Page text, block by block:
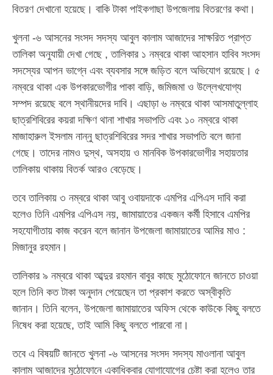
বিতরণ দেখানো হয়েছে। বাকি টাকা পাইকগাছা উপজেলায় বিতরণের কথা।
খুলনা -৬ আসনের সংসদ সদস্য আবুল কালাম আজাদের সাক্ষরিত প্রাপ্ত
তালিকা অনুযায়ী দেখা গেছে , তালিকার ১ নম্বরে থাকা আহসান হাবিব সংসদ
সদস্যের আপন ভাগ্নে এবং ব্যবসার সঙ্গে জড়িত বলে অভিযোগ রয়েছে। ৫
নম্বরে থাকা এক উপকারভোগীর পাকা বাড়ি, জমিজমা ও উল্লেখযোগ্য
সম্পদ রয়েছে বলে স্থানীয়দের দাবি। এছাড়া ৬ নম্বরে থাকা আসমাতুল্লাহ
ছাত্রশিবিরের কয়রা দক্ষিণ থানা শাখার সভাপতি এবং ১০ নম্বরে থাকা
মাজাহারুল ইসলাম নান্নু ছাত্রশিবিরের সদর শাখার সভাপতি বলে জানা
গেছে। তাদের নামও দুস্থ, অসহায় ও মানবিক উপকারভোগীর সহায়তার
তালিকায় থাকায় বিতর্ক আরও বেড়েছে।
তবে তালিকায় ৩ নম্বরে থাকা আবু ওবায়দাকে এমপির এপিএস দাবি করা
হলেও তিনি এমপির এপিএস নয়, জামায়াতের একজন কর্মী হিসাবে এমপির
সহযোগীতায় কাজ করেন বলে জানান উপজেলা জামায়াতের আমির মাও :
মিজানুর রহমান।
তালিকার ৯ নম্বরে থাকা আব্দুর রহমান বাবুর কাছে মুঠোফোনে জানতে চাওয়া
হলে তিনি কত টাকা অনুদান পেয়েছেন তা প্রকাশ করতে অস্বীকৃতি
জানান। তিনি বলেন, উপজেলা জামায়াতের অফিস থেকে কাউকে কিছু বলতে
নিষেধ করা হয়েছে, তাই আমি কিছু বলতে পারবো না।
তবে এ বিষয়টি জানতে খুলনা -৬ আসনের সংসদ সদস্য মাওলানা আবুল
কালাম আজাদের মুঠোফোনে একাধিকবার যোগাযোগের চেষ্টা করা হলেও তার